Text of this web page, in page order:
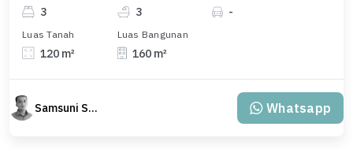
3 3 -
Luas Tanah
120 m²
Luas Bangunan
160 m²
Samsuni Samsuni Whatsapp